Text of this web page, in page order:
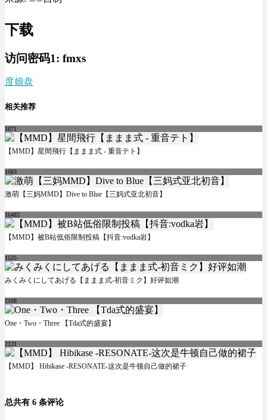
下载
访问密码1: fmxs
度娘盘
相关推荐
1671
【MMD】星間飛行【ままま式 - 重音テト】
1683
激萌【三妈MMD】Dive to Blue【三妈式亚北初音】
16483
【MMD】被B站低俗限制投稿【抖音:vodka岩】
1525
みくみくにしてあげる【ままま式-初音ミク】好评如潮
2168
One・Two・Three 【Tda式的盛宴】
2121
【MMD】 Hibikase -RESONATE-这次是牛顿自己做的裙子
总共有 6 条评论